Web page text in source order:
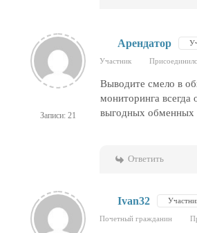
Записи: 21
Арендатор
Участник
Выводите смело в
мониторинга
выгодных обменных
Ответить
Ivan32
Почетный гражданин